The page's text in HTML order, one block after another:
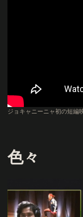
ジョキャニーニャ初の短編
色々